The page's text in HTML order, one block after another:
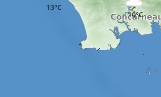
13°C
10°C